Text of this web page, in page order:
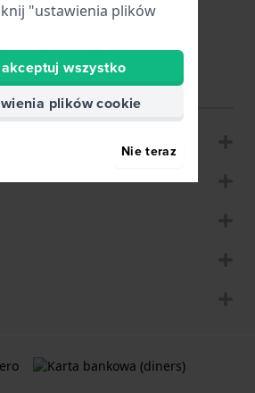
"ustawienia plików
wszystko
plików cookie
Nie teraz